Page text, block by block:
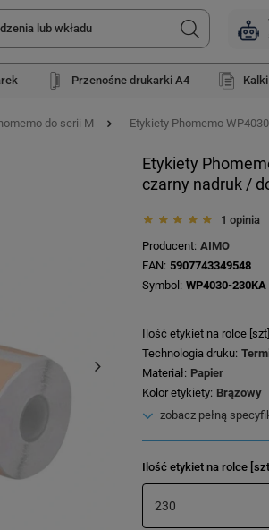
Przenośne drukarki A4
do serii M Etykiety Phomemo
Etykiety
czarny nadruk /
1 opinia
Producent AIMO
EAN 5907743349548
Symbol
WP4030-230KA
Ilość etykiet na rolce [szt]
Technologia druku
Materiał Papier
Kolor etykiety Brązowy
zobacz pełną
Ilość etykiet na rolce [szt]
230